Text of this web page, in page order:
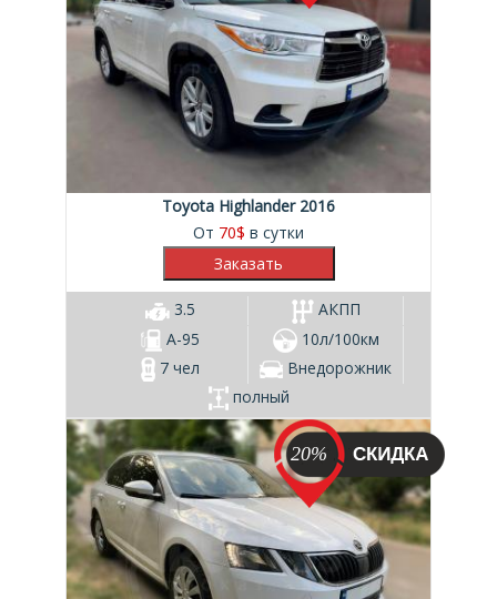
Toyota Highlander 2016
От 70$ в сутки
3.5
АКПП
А-95
10л/100км
7 чел
Внедорожник
полный
20%